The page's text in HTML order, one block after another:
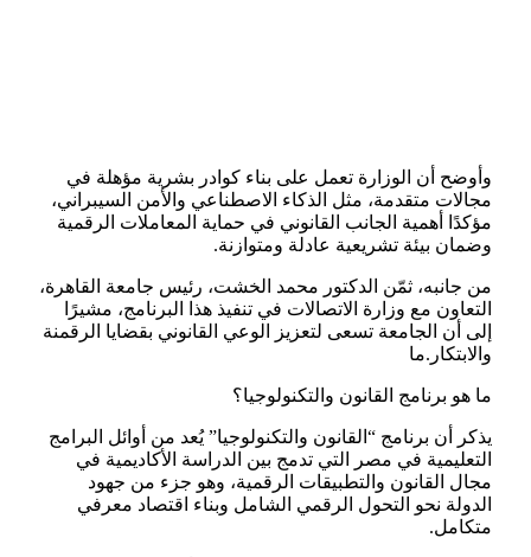
وأوضح أن الوزارة تعمل على بناء كوادر بشرية مؤهلة في
مجالات متقدمة، مثل الذكاء الاصطناعي والأمن السيبراني،
مؤكدًا أهمية الجانب القانوني في حماية المعاملات الرقمية
وضمان بيئة تشريعية عادلة ومتوازنة.
من جانبه، ثمّن الدكتور محمد الخشت، رئيس جامعة القاهرة،
التعاون مع وزارة الاتصالات في تنفيذ هذا البرنامج، مشيرًا
إلى أن الجامعة تسعى لتعزيز الوعي القانوني بقضايا الرقمنة
والابتكار.ما
ما هو برنامج القانون والتكنولوجيا؟
يذكر أن برنامج “القانون والتكنولوجيا” يُعد من أوائل البرامج
التعليمية في مصر التي تدمج بين الدراسة الأكاديمية في
مجال القانون والتطبيقات الرقمية، وهو جزء من جهود
الدولة نحو التحول الرقمي الشامل وبناء اقتصاد معرفي
متكامل.